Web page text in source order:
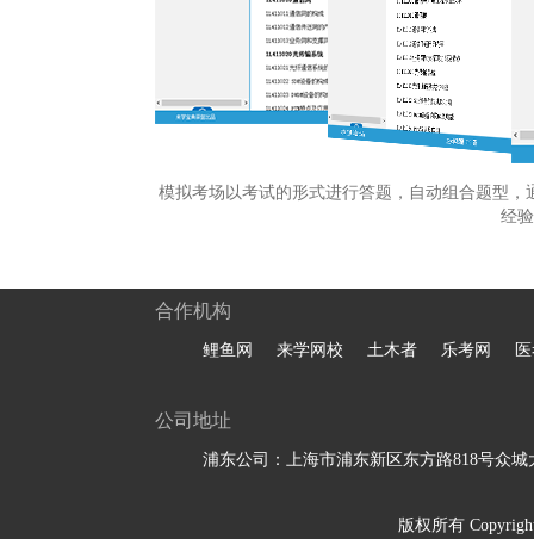
模拟考场以考试的形式进行答题，自动组合题型
经
合作机构
鲤鱼网 来学网校 土木者 乐考网
公司地址
浦东公司：上海市浦东新区东方路818号众城
版权所有